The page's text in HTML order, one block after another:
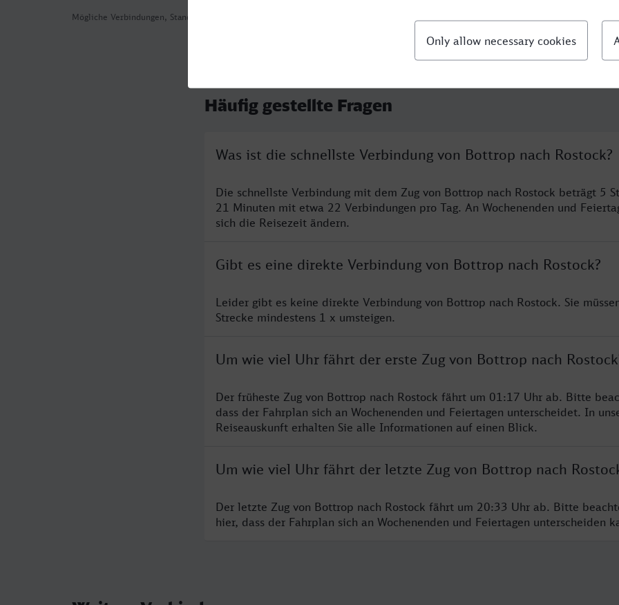
Mögliche Verbindungen, Stand: 2026-07-30 04:43
Häufig gestellte Fragen
Was ist die schnellste Verbindung von Bottrop nach Rostock?
Die schnellste Verbindung mit dem Zug von Bottrop nach Rostock beträgt 5
21 Minuten mit etwa 22 Verbindungen pro Tag. An Wochenenden und
sich die Reisezeit ändern.
Gibt es eine direkte Verbindung von Bottrop nach Rostock?
Leider gibt es keine direkte Verbindung von Bottrop nach Rostock. Sie
Strecke mindestens 1 x umsteigen.
Um wie viel Uhr fährt der erste Zug von Bottrop nach
Der früheste Zug von Bottrop nach Rostock fährt um 01:17 Uhr ab. Bitte
dass der Fahrplan sich an Wochenenden und Feiertagen unterscheidet. In
Reiseauskunft erhalten Sie alle Informationen auf einen Blick.
Um wie viel Uhr fährt der letzte Zug von Bottrop nach
Der letzte Zug von Bottrop nach Rostock fährt um 20:33 Uhr ab. Bitte
hier, dass der Fahrplan sich an Wochenenden und Feiertagen unterscheiden